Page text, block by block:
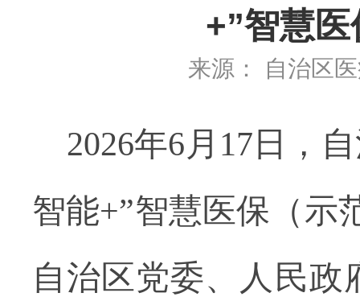
+”智慧
来源： 自治区
2026年6 月 17 日，
智能+”智慧医保（示
自治区党委、人民政